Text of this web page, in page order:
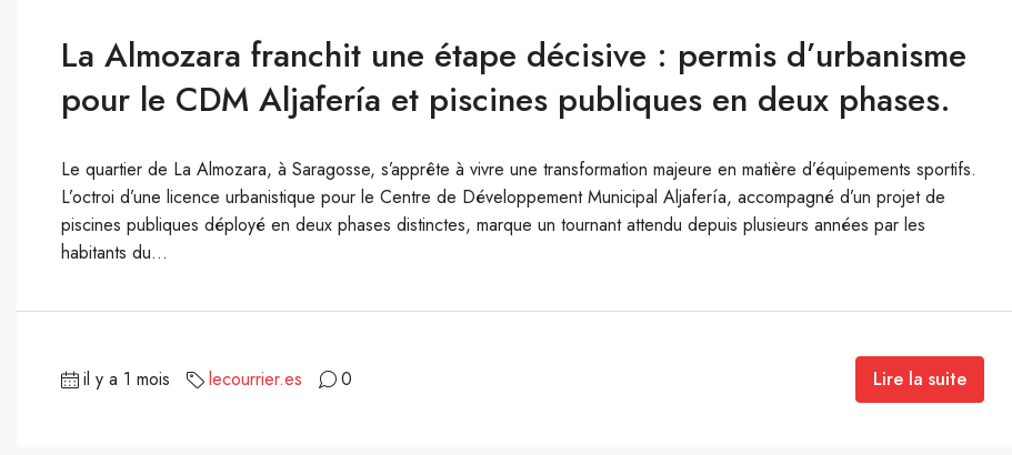
La Almozara franchit une étape décisive : permis d’urbanisme
pour le CDM Aljafería et piscines publiques en deux phases.
Le quartier de La Almozara, à Saragosse, s’apprête à vivre une transformation majeure en matière d’équipements sportifs.
L’octroi d’une licence urbanistique pour le Centre de Développement Municipal Aljafería, accompagné d’un projet de
piscines publiques déployé en deux phases distinctes, marque un tournant attendu depuis plusieurs années par les
habitants du...
il y a 1 mois lecourrier.es 0 Lire la suite